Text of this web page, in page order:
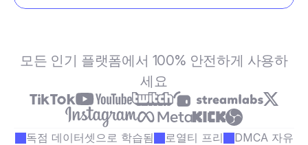
모든 인기 플랫폼에서 100% 안전하게 사용하
세요
독점 데이터셋으로 학습됨 로열티 프리
DMCA 자유